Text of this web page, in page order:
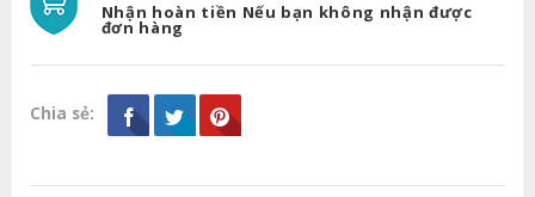
Nhận hoàn tiền Nếu bạn không nhận được
đơn hàng
Chia sẻ: